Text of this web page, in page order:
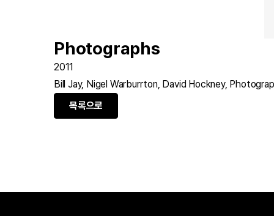
Photographs
2011
Bill Jay, Nigel Warburrton, David Hockney,
목록으로